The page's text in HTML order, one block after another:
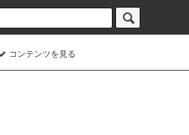
コンテンツを見る